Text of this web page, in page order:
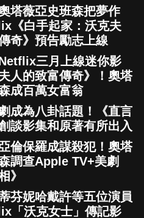
塔薇亞史班森把夢作
《白手起家：沃克夫
奇》預告勵志上線
Netflix三月上線迷你影
人的致富傳奇》！奧塔
成百萬女富翁
成為八卦話題！《直言
談影集和原著有所出入
亞倫保羅成謀殺犯！奧塔
調查Apple TV+美劇
》
芬妮哈戴許等五位演員
「沃克女士」傳記影